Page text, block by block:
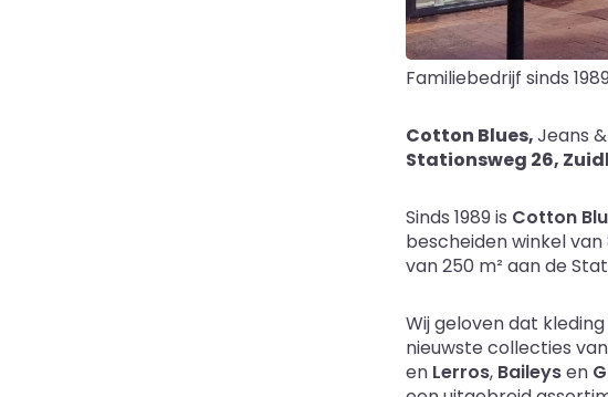
Familiebedrijf sinds 1989
Cotton Blues,Jeans
Stationsweg 26,
Sinds 1989 is Cotton
bescheiden winkel
van 250 m² aan de
Wij geloven dat
nieuwste collecties
en Lerros, Baileysen